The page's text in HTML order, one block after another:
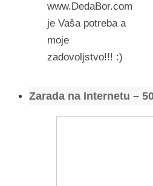
www.DedaBor.com
je Vaša potreba a
moje
zadovoljstvo!!! :)
Zarada na Internetu –